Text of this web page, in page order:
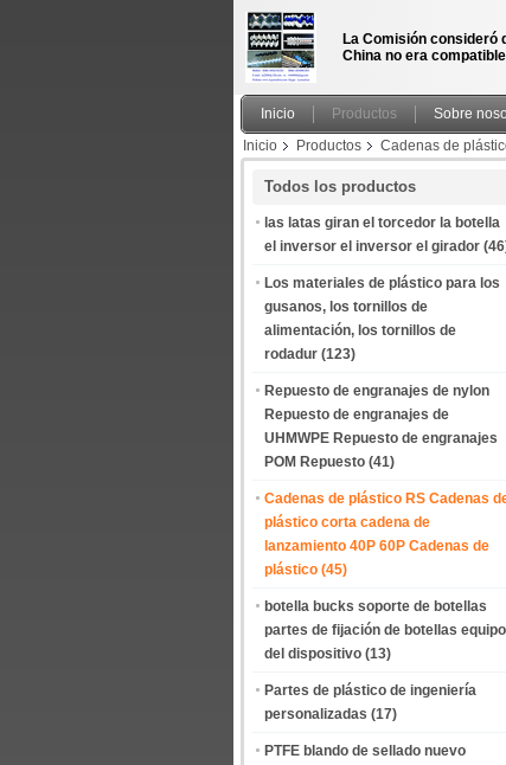
La Comisión consideró
China no era
Inicio Productos Sobre
Inicio
Productos Cadenas de
Todos los productos
las latas giran el torcedor la botella
el inversor el inversor el girador
Los materiales de plástico para los
gusanos, los tornillos de
alimentación, los tornillos de
rodadur (123)
Repuesto de engranajes de nylon
Repuesto de engranajes de
UHMWPE Repuesto de engranajes
POM Repuesto (41)
Cadenas de plástico RS Cadenas
plástico corta cadena de
lanzamiento 40P 60P Cadenas de
plástico (45)
botella bucks soporte de botellas
partes de fijación de botellas equipo
del dispositivo (13)
Partes de plástico de ingeniería
personalizadas (17)
PTFE blando de sellado nuevo